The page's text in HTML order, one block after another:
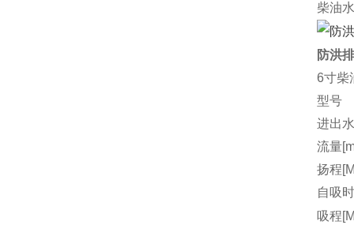
柴油
防洪
6寸柴
型号
进出
流量
扬程
自吸
吸程